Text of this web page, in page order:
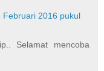
Februari 2016 pukul
Selamat mencoba